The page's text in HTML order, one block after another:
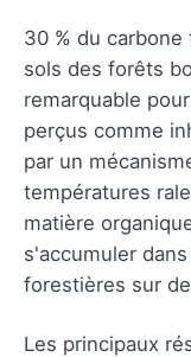
30 % du
sols des forêts
remarquable
perçus comme
par un
températures
matière
s'accumuler
forestières sur
Les principaux